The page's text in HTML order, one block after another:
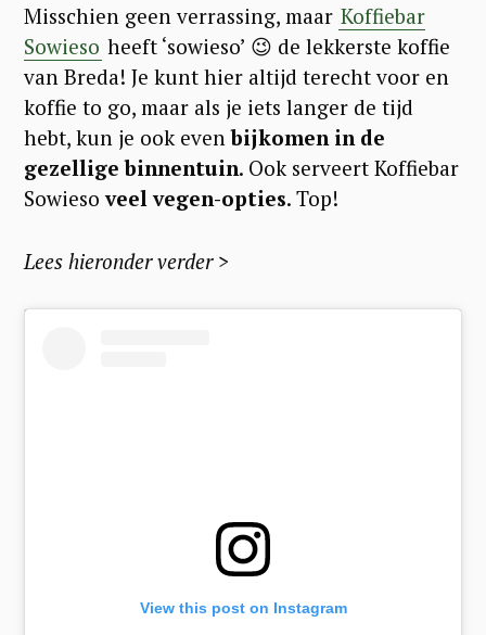
Misschien geen verrassing, maar Koffiebar
Sowieso heeft ‘sowieso’ 😉 de lekkerste koffie
van Breda! Je kunt hier altijd terecht voor en
koffie to go, maar als je iets langer de tijd
hebt, kun je ook evenbijkomen in de
gezellige binnentuin. Ook serveert Koffiebar
Sowiesoveel vegen-opties. Top!
Lees hieronder verder >
View this post on Instagram